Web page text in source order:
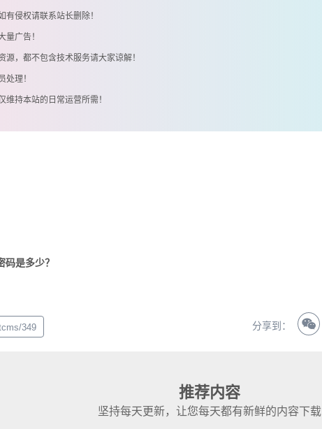
有侵权请联系站长删除！
量广告！
，都不包含技术服务请大家谅解！
处理！
持本站的日常运营所需！
是多少？
349 分享到：
推荐内容
坚持每天更新，让您每天都有新鲜的内容下载